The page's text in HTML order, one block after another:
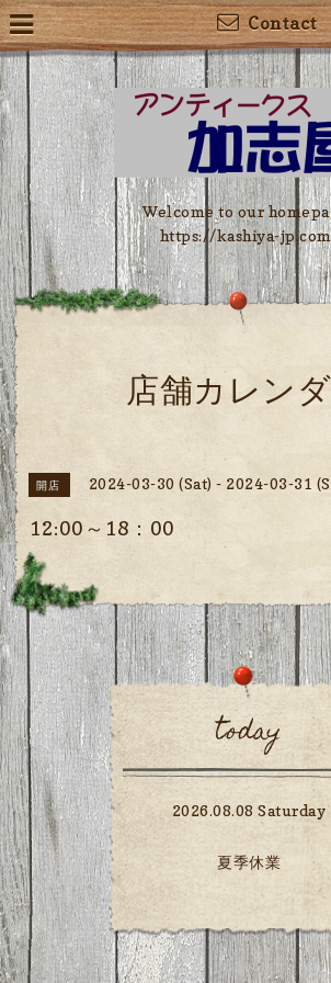
Contact
Welcome to our
https://kashiya-jp.com
店舗カレン
開店 2024-03-30 (Sat) - 2024-03-31
12:00～18：00
today
2026.08.08 Saturday
夏季休業